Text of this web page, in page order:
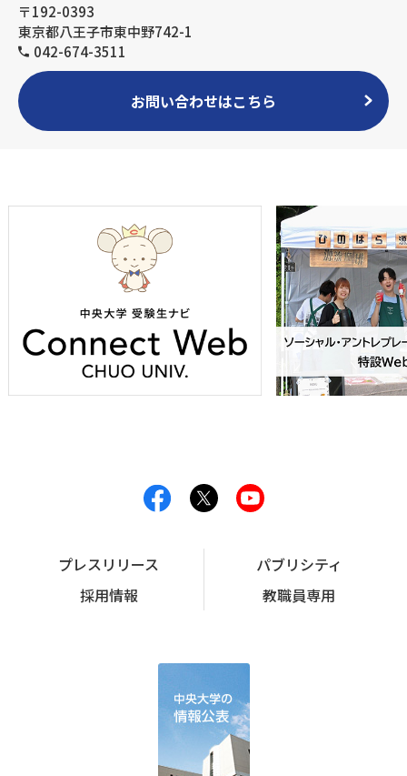
〒192-0393
東京都八王子市東中野742-1
042-674-3511
お問い合わせはこちら
プレスリリース
パブリシティ
採用情報
教職員専用